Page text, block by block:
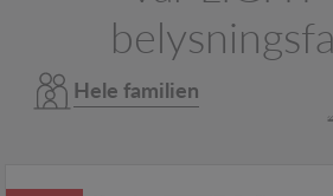
Hele familien